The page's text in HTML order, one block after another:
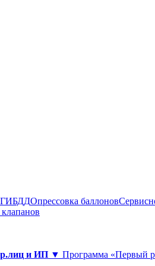
ГИБДДОпрессовка баллонов
и ИП ▼ Программа «Первый